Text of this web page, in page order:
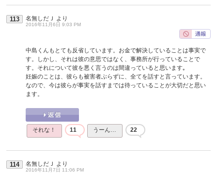
113 名無しだＪ より
2016年11月6日 9:03 PM
中島くんもとても反省しています。お金で解決していることは事実で
す。しかし、それは彼の意思ではなく、事務所が行っていることで
す。それについて彼を悪く言うのは間違っていると思います｡
妊娠のことは、彼らも被害者ぶらずに、全てを話すと言っています。
なので、今は彼らが事実を話すまでは待っていることが大切だと思い
ます。
それな！ 11 うーん… 22
114 名無しだＪ より
2016年11月7日 11:06 PM